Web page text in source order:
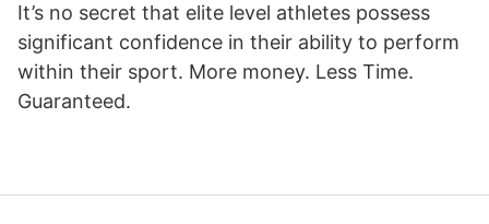
It’s no secret that elite level athletes possess
significant confidence in their ability to perform
within their sport. More money. Less Time.
Guaranteed.